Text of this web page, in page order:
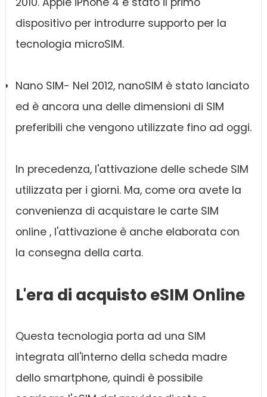
dispositivo per introdurre supporto per la
tecnologia microSIM.
Nano SIM- Nel 2012, nanoSIM è stato lanciato
ed è ancora una delle dimensioni di SIM
preferibili che vengono utilizzate fino ad oggi.
In precedenza, l'attivazione delle schede SIM
utilizzata per i giorni. Ma, come ora avete la
convenienza di acquistare le carte SIM
online , l'attivazione è anche elaborata con
la consegna della carta.
L'era di acquisto eSIM Online
Questa tecnologia porta ad una SIM
integrata all'interno della scheda madre
dello smartphone, quindi è possibile